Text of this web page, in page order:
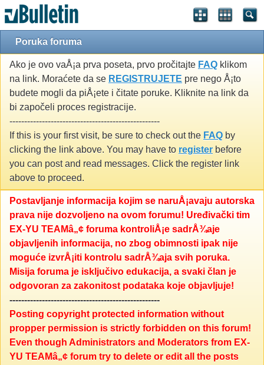
Poruka foruma
Ako je ovo vaÅ¡a prva poseta, prvo pročitajte FAQ klikom
na link. Moraćete da se REGISTRUJETE pre nego Å¡to
budete mogli da piÅ¡ete i čitate poruke. Kliknite na link da
bi započeli proces registracije.
---------------------------------------------------
If this is your first visit, be sure to check out the FAQ by
clicking the link above. You may have to register before
you can post and read messages. Click the register link
above to proceed.
Postavljanje informacija kojim se naruÅ¡avaju autorska
prava nije dozvoljeno na ovom forumu! Uređivački tim
EX-YU TEAMâ„¢ foruma kontroliÅ¡e sadrÅ¾aje
objavljenih informacija, no zbog obimnosti ipak nije
moguće izvrÅ¡iti kontrolu sadrÅ¾aja svih poruka.
Misija foruma je isključivo edukacija, a svaki član je
odgovoran za zakonitost podataka koje objavljuje!
---------------------------------------------------
Posting copyright protected information without
propper permission is strictly forbidden on this forum!
Even though Administrators and Moderators from EX-
YU TEAMâ„¢ forum try to delete or edit all the posts